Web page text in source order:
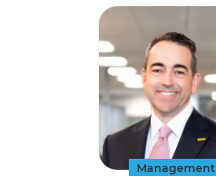
Management